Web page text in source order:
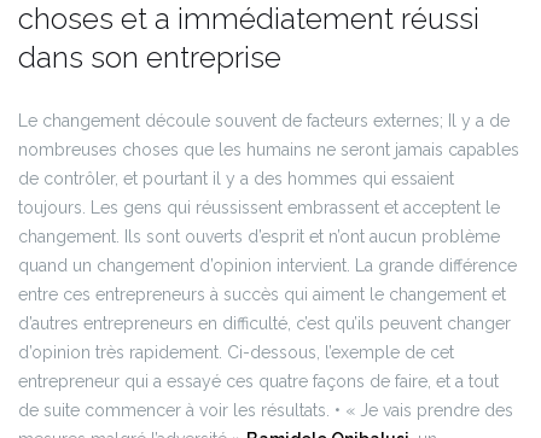
choses et a immédiatement réussi
dans son entreprise
Le changement découle souvent de facteurs externes; Il y a de
nombreuses choses que les humains ne seront jamais capables
de contrôler, et pourtant il y a des hommes qui essaient
toujours.
Les gens qui réussissent embrassent et acceptent le
changement. Ils sont ouverts d’esprit et n’ont aucun problème
quand un changement d’opinion intervient. La grande différence
entre ces entrepreneurs à succès qui aiment le changement et
d’autres entrepreneurs en difficulté, c’est qu’ils peuvent changer
d’opinion très rapidement. Ci-dessous, l’exemple de cet
entrepreneur qui a essayé ces quatre façons de faire, et a tout
de suite commencer à voir les résultats. • « Je vais prendre des